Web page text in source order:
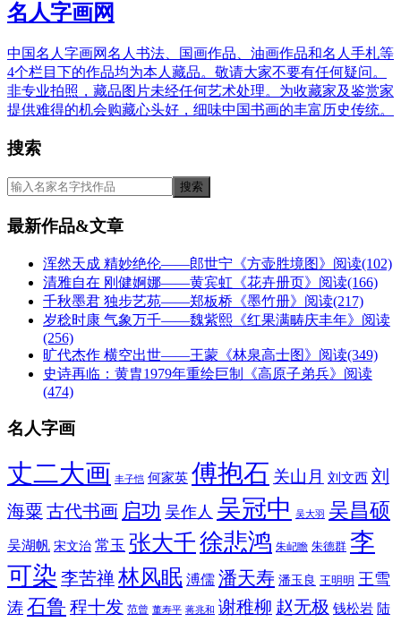
名人字画网
中国名人字画网名人书法、国画作品、油画作品和名人手札等
4个栏目下的作品均为本人藏品。敬请大家不要有任何疑问。
非专业拍照，藏品图片未经任何艺术处理。为收藏家及鉴赏家
提供难得的机会购藏心头好，细味中国书画的丰富历史传统。
搜索
最新作品&文章
浑然天成 精妙绝伦——郎世宁《方壶胜境图》 阅读(102)
清雅自在 刚健婀娜——黄宾虹《花卉册页》 阅读(166)
千秋墨君 独步艺苑——郑板桥《墨竹册》 阅读(217)
岁稔时康 气象万千——魏紫熙《红果满畴庆丰年》 阅读
(256)
旷代杰作 横空出世——王蒙《林泉高士图》 阅读(349)
史诗再临：黄胄1979年重绘巨制《高原子弟兵》 阅读
(474)
名人字画
丈二大画 丰子恺 何家英 傅抱石 关山月 刘文西 刘
海粟 古代书画 启功 吴作人 吴冠中 吴大羽 吴昌硕
吴湖帆 宋文治 常玉 张大千徐悲鸿 朱屺瞻 朱德群 李
可染 李苦禅林风眠 溥儒 潘天寿 潘玉良 王明明 王雪
涛 石鲁 程十发 范曾 董寿平 蒋兆和 谢稚柳 赵无极 钱松岩 陆